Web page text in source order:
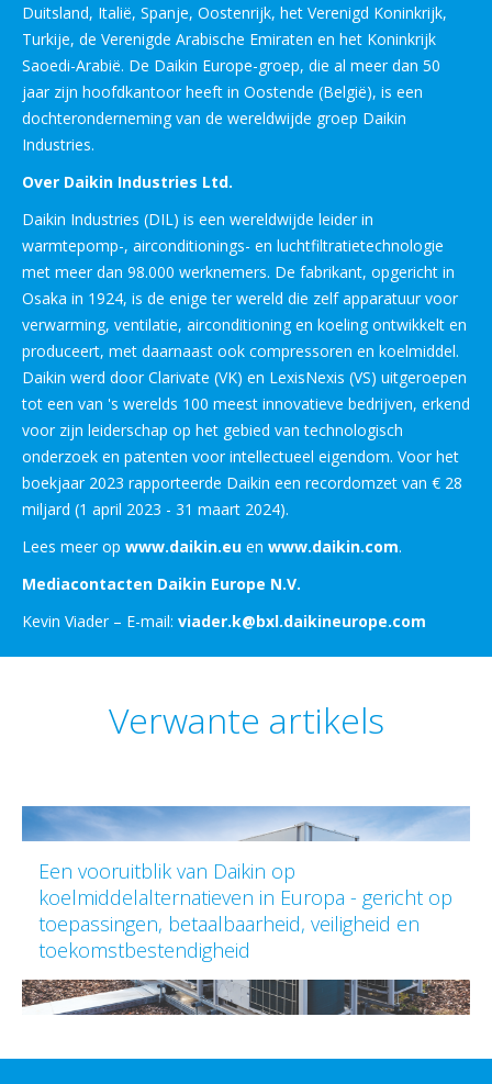
Duitsland, Italië, Spanje, Oostenrijk, het Verenigd Koninkrijk,
Turkije, de Verenigde Arabische Emiraten en het Koninkrijk
Saoedi-Arabië. De Daikin Europe-groep, die al meer dan 50
jaar zijn hoofdkantoor heeft in Oostende (België), is een
dochteronderneming van de wereldwijde groep Daikin
Industries.
Over Daikin Industries Ltd.
Daikin Industries (DIL) is een wereldwijde leider in
warmtepomp-, airconditionings- en luchtfiltratietechnologie
met meer dan 98.000 werknemers. De fabrikant, opgericht in
Osaka in 1924, is de enige ter wereld die zelf apparatuur voor
verwarming, ventilatie, airconditioning en koeling ontwikkelt en
produceert, met daarnaast ook compressoren en koelmiddel.
Daikin werd door Clarivate (VK) en LexisNexis (VS) uitgeroepen
tot een van 's werelds 100 meest innovatieve bedrijven, erkend
voor zijn leiderschap op het gebied van technologisch
onderzoek en patenten voor intellectueel eigendom. Voor het
boekjaar 2023 rapporteerde Daikin een recordomzet van € 28
miljard (1 april 2023 - 31 maart 2024).
Lees meer op www.daikin.eu en www.daikin.com.
Mediacontacten Daikin Europe N.V.
Kevin Viader – E-mail: viader.k@bxl.daikineurope.com
Verwante artikels
Een vooruitblik van Daikin op
koelmiddelalternatieven in Europa - gericht op
toepassingen, betaalbaarheid, veiligheid en
toekomstbestendigheid